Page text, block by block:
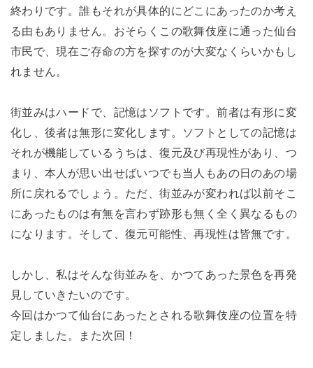
終わりです。誰もそれが具体的にどこにあったのか考え
る由もありません。おそらくこの歌舞伎座に通った仙台
市民で、現在ご存命の方を探すのが大変なくらいかもし
れません。
街並みはハードで、記憶はソフトです。前者は有形に変
化し、後者は無形に変化します。ソフトとしての記憶は
それが機能しているうちは、復元及び再現性があり、つ
まり、本人が思い出せばいつでも当人もあの日のあの場
所に戻れるでしょう。ただ、街並みが変われば以前そこ
にあったものは有無を言わず跡形も無く全く異なるもの
になります。そして、復元可能性、再現性は皆無です。
しかし、私はそんな街並みを、かつてあった景色を再発
見していきたいのです。
今回はかつて仙台にあったとされる歌舞伎座の位置を特
定しました。また次回！